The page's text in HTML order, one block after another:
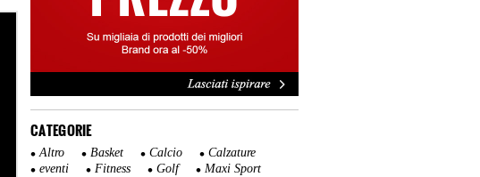
CATEGORIE
Altro Basket Calcio
Calzature
eventi
Fitness Golf
Maxi Sport